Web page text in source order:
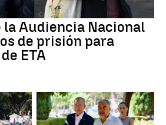
la Audiencia Nacional
de prisión para
ETA